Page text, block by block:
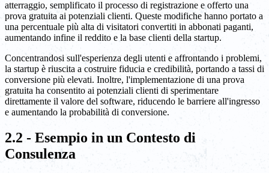
atterraggio, semplificato il processo di registrazione e offerto una
prova gratuita ai potenziali clienti. Queste modifiche hanno portato a
una percentuale più alta di visitatori convertiti in abbonati paganti,
aumentando infine il reddito e la base clienti della startup.
Concentrandosi sull'esperienza degli utenti e affrontando i problemi,
la startup è riuscita a costruire fiducia e credibilità, portando a tassi di
conversione più elevati. Inoltre, l'implementazione di una prova
gratuita ha consentito ai potenziali clienti di sperimentare
direttamente il valore del software, riducendo le barriere all'ingresso
e aumentando la probabilità di conversione.
2.2 - Esempio in un Contesto di
Consulenza